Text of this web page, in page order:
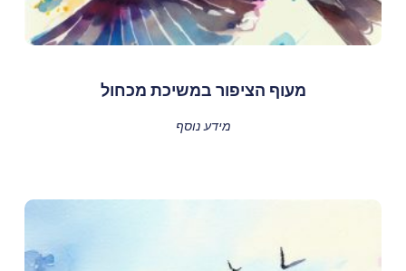
מעוף הציפור במשיכת מכחול
מידע נוסף